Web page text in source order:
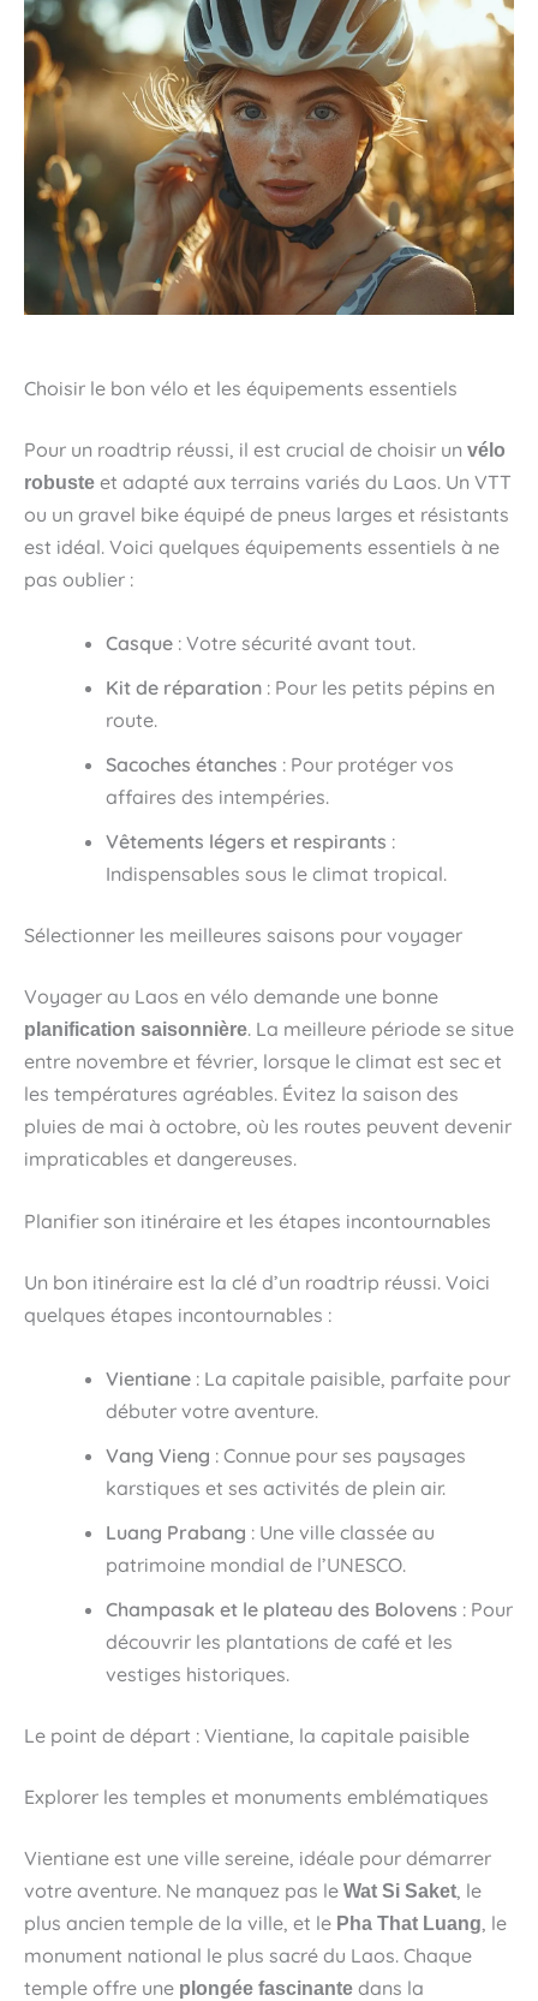
Choisir le bon vélo et les équipements essentiels
Pour un roadtrip réussi, il est crucial de choisir un vélo
robuste et adapté aux terrains variés du Laos. Un VTT
ou un gravel bike équipé de pneus larges et résistants
est idéal. Voici quelques équipements essentiels à ne
pas oublier :
Casque : Votre sécurité avant tout.
Kit de réparation : Pour les petits pépins en
route.
Sacoches étanches : Pour protéger vos
affaires des intempéries.
Vêtements légers et respirants :
Indispensables sous le climat tropical.
Sélectionner les meilleures saisons pour voyager
Voyager au Laos en vélo demande une bonne
planification saisonnière. La meilleure période se situe
entre novembre et février, lorsque le climat est sec et
les températures agréables. Évitez la saison des
pluies de mai à octobre, où les routes peuvent devenir
impraticables et dangereuses.
Planifier son itinéraire et les étapes incontournables
Un bon itinéraire est la clé d’un roadtrip réussi. Voici
quelques étapes incontournables :
Vientiane : La capitale paisible, parfaite pour
débuter votre aventure.
Vang Vieng : Connue pour ses paysages
karstiques et ses activités de plein air.
Luang Prabang : Une ville classée au
patrimoine mondial de l’UNESCO.
Champasak et le plateau des Bolovens : Pour
découvrir les plantations de café et les
vestiges historiques.
Le point de départ : Vientiane, la capitale paisible
Explorer les temples et monuments emblématiques
Vientiane est une ville sereine, idéale pour démarrer
votre aventure. Ne manquez pas le Wat Si Saket, le
plus ancien temple de la ville, et le Pha That Luang, le
monument national le plus sacré du Laos. Chaque
temple offre une plongée fascinante dans la